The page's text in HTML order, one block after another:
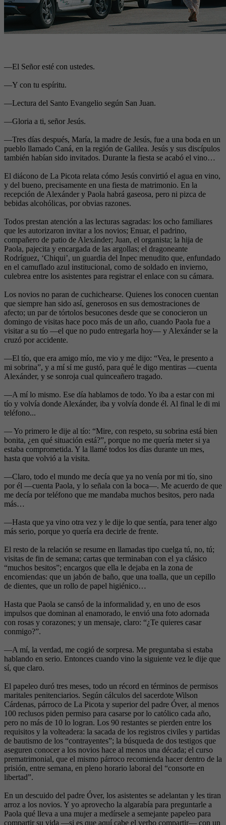
—El Señor esté con ustedes.
—Y con tu espíritu.
—Lectura del Santo Evangelio según San Juan.
—Gloria a ti, señor Jesús.
—Tres días después, María, la madre de Jesús, fue a una boda en un
pueblo llamado Caná, en la región de Galilea. Jesús y sus discípulos
también habían sido invitados. Durante la fiesta se acabó el vino…
El diácono de La Picota relata cómo Jesús convirtió el agua en vino,
y del bueno, precisamente en una fiesta de matrimonio. En la
recepción de Alexánder y Paola habrá gaseosa, pero ni pizca de
bebidas alcohólicas, por obvias razones.
Todos prestan atención a las lecturas sagradas: los ocho familiares
que les autorizaron invitar a los novios; Enuar, el padrino,
compañero de patio de Alexánder; Juan, el organista; la hija de
Paola, pajecita y encargada de las argollas; el dragoneante
Rodríguez, ‘Chiqui’, un guardia del Inpec menudito que, enfundado
en el camuflado azul institucional, como de soldado en invierno,
culebrea entre los asistentes para registrar el enlace con su cámara.
Los novios no paran de cuchichearse. Quienes los conocen cuentan
que siempre han sido así, generosos en sus demostraciones de
afecto; un par de tórtolos besucones desde que se conocieron un
domingo de visitas hace poco más de un año, cuando Paola fue a
visitar a su tío —el que no pudo entregarla hoy— y Alexánder se la
cruzó por accidente.
—El tío, que era amigo mío, me vio y me dijo: “Vea, le presento a
mi sobrina”, y a mí sí me gustó, para qué le digo mentiras —cuenta
Alexánder, y se sonroja cual quinceañero tragado.
—A mí lo mismo. Ese día hablamos de todo. Yo iba a estar con mi
tío y volvía donde Alexánder, iba y volvía donde él. Al final le di mi
teléfono...
— Yo primero le dije al tío: “Mire, con respeto, su sobrina está bien
bonita, ¿en qué situación está?”, porque no me quería meter si ya
estaba comprometida. Y la llamé todos los días durante un mes,
hasta que volvió a la visita.
—Claro, todo el mundo me decía que ya no venía por mi tío, sino
por él —cuenta Paola, y lo señala con la boca—. Me acuerdo de que
me decía por teléfono que me mandaba muchos besitos, pero nada
más…
—Hasta que ya vino otra vez y le dije lo que sentía, para tener algo
más serio, porque yo quería era decirle de frente.
El resto de la relación se resume en llamadas tipo cuelga tú, no, tú;
visitas de fin de semana; cartas que terminaban con el ya clásico
“muchos besitos”; encargos que ella le dejaba en la zona de
encomiendas: que un jabón de baño, que una toalla, que un cepillo
de dientes, que un rollo de papel higiénico…
Hasta que Paola se cansó de la informalidad y, en uno de esos
impulsos que dominan al enamorado, le envió una foto adornada
con rosas y corazones; y un mensaje, claro: “¿Te quieres casar
conmigo?”.
—A mí, la verdad, me cogió de sorpresa. Me preguntaba si estaba
hablando en serio. Entonces cuando vino la siguiente vez le dije que
sí, que claro.
El papeleo duró tres meses, todo un récord en términos de permisos
maritales penitenciarios. Según cálculos del sacerdote Wilson
Cárdenas, párroco de La Picota y superior del padre Óver, al menos
100 reclusos piden permiso para casarse por lo católico cada año,
pero no más de 10 lo logran. Los 90 restantes se pierden entre los
requisitos y la volteadera: la sacada de los registros civiles y partidas
de bautismo de los “contrayentes”; la búsqueda de dos testigos que
aseguren conocer a los novios hace al menos una década; el curso
prematrimonial, que el mismo párroco recomienda hacer dentro de la
prisión, entre semana, en pleno horario laboral del “consorte en
libertad”.
En un descuido del padre Óver, los asistentes se adelantan y les tiran
arroz a los novios. Y yo aprovecho la algarabía para preguntarle a
Paola qué lleva a una mujer a medírsele a semejante papeleo para
compartir su vida —si es que aquí cabe el verbo compartir— con un